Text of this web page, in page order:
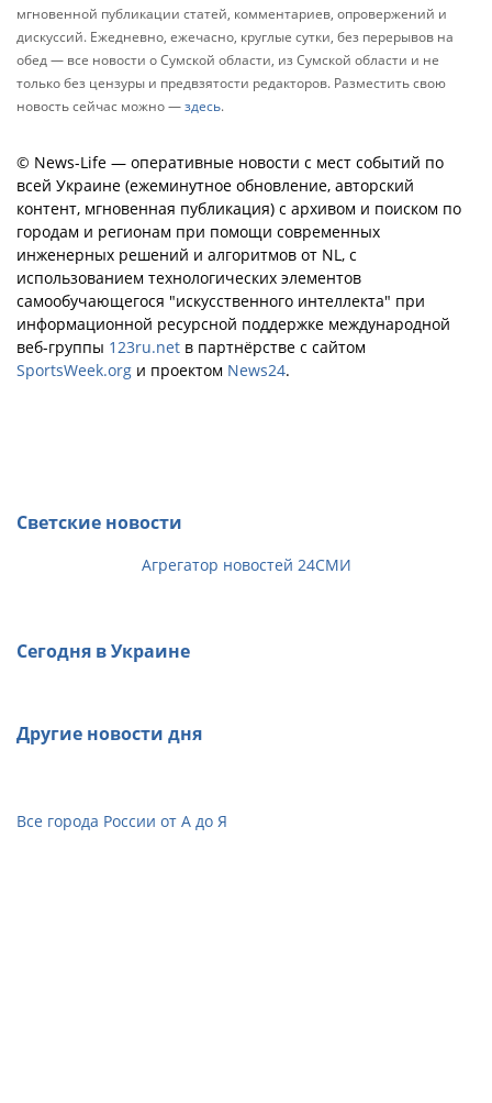
мгновенной публикации статей, комментариев, опровержений и
дискуссий. Ежедневно, ежечасно, круглые сутки, без перерывов на
обед — все новости о Сумской области, из Сумской области и не
только без цензуры и предвзятости редакторов. Разместить свою
новость сейчас можно —здесь.
© News-Life — оперативные новости с мест событий по
всей Украине (ежеминутное обновление, авторский
контент, мгновенная публикация) с архивом и поиском по
городам и регионам при помощи современных
инженерных решений и алгоритмов от NL, с
использованием технологических элементов
самообучающегося "искусственного интеллекта" при
информационной ресурсной поддержке международной
веб-группы 123ru.net в партнёрстве с сайтом
SportsWeek.org и проектом News24.
Светские новости
Агрегатор новостей 24СМИ
Сегодня в Украине
Другие новости дня
Все города России от А до Я